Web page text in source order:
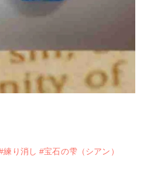
練り消し #宝石の雫（シアン）